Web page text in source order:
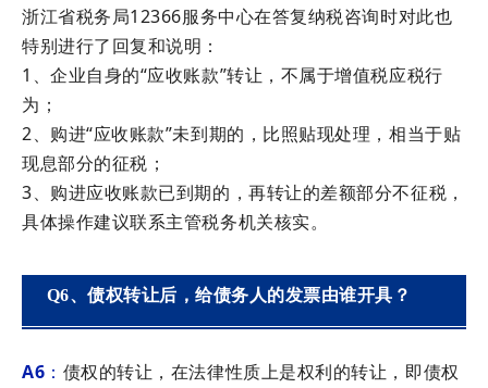
浙江省税务局12366服务中心在答复纳税咨询时对此也
特别进行了回复和说明：
1、企业自身的“应收账款”转让，不属于增值税应税行
为；
2、购进“应收账款”未到期的，比照贴现处理，相当于贴
现息部分的征税；
3、购进应收账款已到期的，再转让的差额部分不征税，
具体操作建议联系主管税务机关核实。
Q6、债权转让后，给债务人的发票由谁开具？
A6 ： 债权的转让，在法律性质上是权利的转让，即债权